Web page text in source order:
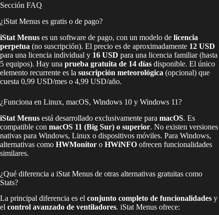
Sección FAQ
¿iStat Menus es gratis o de pago?
iStat Menus es un software de pago, con un modelo de licencia
perpetua (no suscripción). El precio es de aproximadamente 12 USD
para una licencia individual y 16 USD para una licencia familiar (hasta
5 equipos). Hay una prueba gratuita de 14 días disponible. El único
elemento recurrente es la suscripción meteorológica (opcional) que
cuesta 0,99 USD/mes o 4,99 USD/año.
¿Funciona en Linux, macOS, Windows 10 y Windows 11?
iStat Menus está desarrollado exclusivamente para macOS. Es
compatible con macOS 11 (Big Sur) o superior. No existen versiones
nativas para Windows, Linux o dispositivos móviles. Para Windows,
alternativas como HWMonitor o HWiNFO ofrecen funcionalidades
similares.
¿Qué diferencia a iStat Menus de otras alternativas gratuitas como
Stats?
La principal diferencia es el conjunto completo de funcionalidades y
el control avanzado de ventiladores. iStat Menus ofrece: